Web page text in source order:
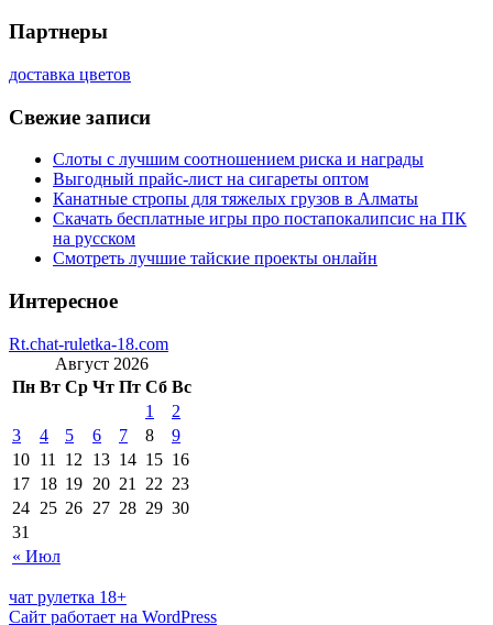
Партнеры
доставка цветов
Свежие записи
Слоты с лучшим соотношением риска и награды
Выгодный прайс-лист на сигареты оптом
Канатные стропы для тяжелых грузов в Алматы
Скачать бесплатные игры про постапокалипсис на ПК
на русском
Смотреть лучшие тайские проекты онлайн
Интересное
Rt.chat-ruletka-18.com
Август 2026
Пн Вт Ср Чт Пт Сб Вс
« Июл
1
2
3
4 5 6 7 8
9
10 11 12 13 14 15 16
17 18 19 20 21 22 23
24 25 26 27 28 29 30
31
чат рулетка 18+
Сайт работает на WordPress